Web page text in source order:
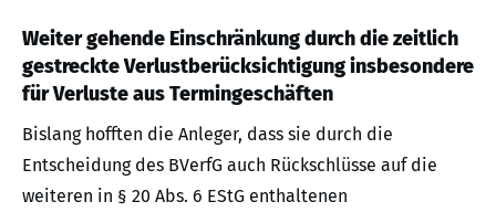
Weiter gehende Einschränkung durch die zeitlich
gestreckte Verlustberücksichtigung insbesondere
für Verluste aus Termingeschäften
Bislang hofften die Anleger, dass sie durch die
Entscheidung des BVerfG auch Rückschlüsse auf die
weiteren in § 20 Abs. 6 EStG enthaltenen